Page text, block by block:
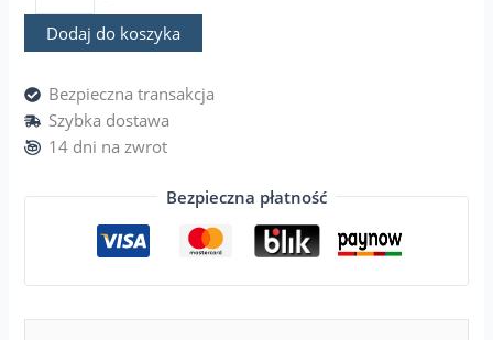
Dodaj do koszyka
Bezpieczna transakcja
Szybka dostawa
14 dni na zwrot
Bezpieczna płatność